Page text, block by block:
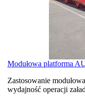
Modułowa platforma
Zastosowanie
wydajność operacji